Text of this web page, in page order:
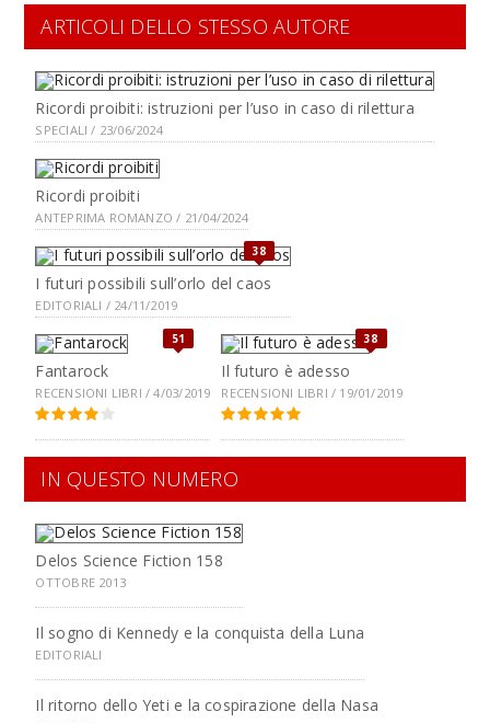
ARTICOLI DELLO STESSO AUTORE
Ricordi proibiti: istruzioni per l’uso in caso di rilettura
SPECIALI / 23/06/2024
Ricordi proibiti
ANTEPRIMA ROMANZO / 21/04/2024
38
I futuri possibili sull’orlo del caos
EDITORIALI / 24/11/2019
51
Fantarock
RECENSIONI LIBRI / 4/03/2019
38
Il futuro è adesso
RECENSIONI LIBRI / 19/01/2019
IN QUESTO NUMERO
Delos Science Fiction 158
OTTOBRE 2013
Il sogno di Kennedy e la conquista della Luna
EDITORIALI
Il ritorno dello Yeti e la cospirazione della Nasa